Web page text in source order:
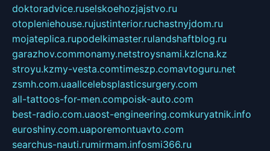
doktoradvice.ruselskoehozjajstvo.ru
otopleniehouse.rujustinterior.ruchastnyjdom.ru
mojateplica.rupodelkimaster.rulandshaftblog.ru
garazhov.commonamy.netstroysnami.kzlcna.kz
stroyu.kzmy-vesta.comtimeszp.comavtoguru.net
zsmh.com.uaallcelebsplasticsurgery.com
all-tattoos-for-men.compoisk-auto.com
best-radio.com.uaost-engineering.comkuryatnik.info
euroshiny.com.uaporemontuavto.com
searchus-nauti.rumirmam.infosmi366.ru